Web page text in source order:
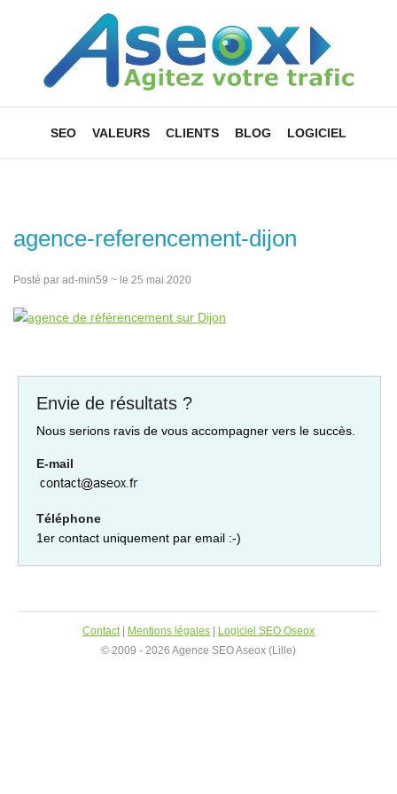
SEO VALEURS CLIENTS BLOG LOGICIEL
agence-referencement-dijon
Posté par ad-min59 ~ le 25 mai 2020
Envie de résultats ?
Nous serions ravis de vous accompagner vers le succès.
E-mail
Téléphone
1er contact uniquement par email :-)
Contact| Mentions légales
Logiciel SEO Oseox
© 2009 - 2026 Agence SEO Aseox (Lille)